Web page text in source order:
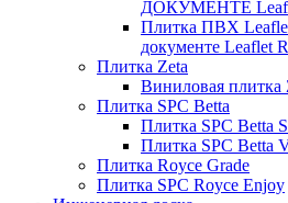
ДОКУМЕНТЕ
Плитка ПВХ
документе Leaflet
Плитка Zeta
Виниловая плитка
Плитка SPC Betta
Плитка SPC Betta
Плитка SPC Betta
Плитка Royce Grade
Плитка SPC Royce Enjoy